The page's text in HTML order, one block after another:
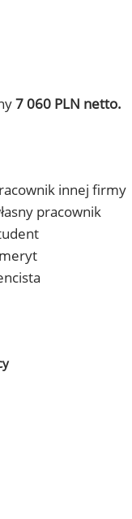
7 060 PLN netto.
innej firmy
pracownik